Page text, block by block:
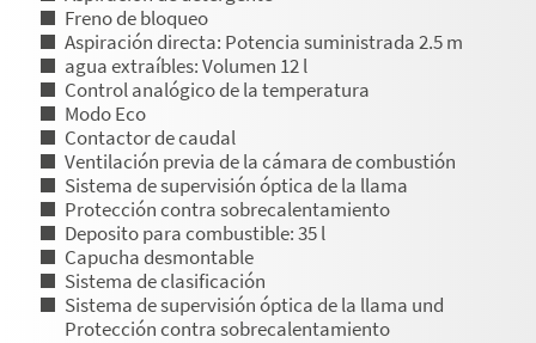
Freno de bloqueo
Aspiración directa: Potencia suministrada 2.5 m
agua extraíbles: Volumen 12 l
Control analógico de la temperatura
Modo Eco
Contactor de caudal
Ventilación previa de la cámara de combustión
Sistema de supervisión óptica de la llama
Protección contra sobrecalentamiento
Deposito para combustible: 35 l
Capucha desmontable
Sistema de clasificación
Sistema de supervisión óptica de la llama und
Protección contra sobrecalentamiento